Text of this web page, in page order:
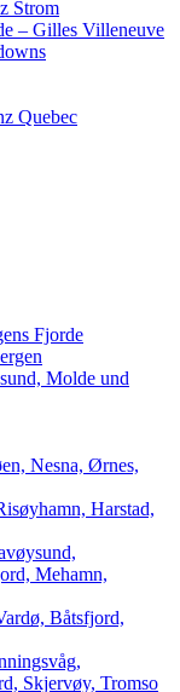
Strom
– Gilles Villeneuve
Quebec
Fjorde
Molde und
Nesna, Ørnes,
Harstad,
Mehamn,
Båtsfjord,
Skjervøy, Tromso